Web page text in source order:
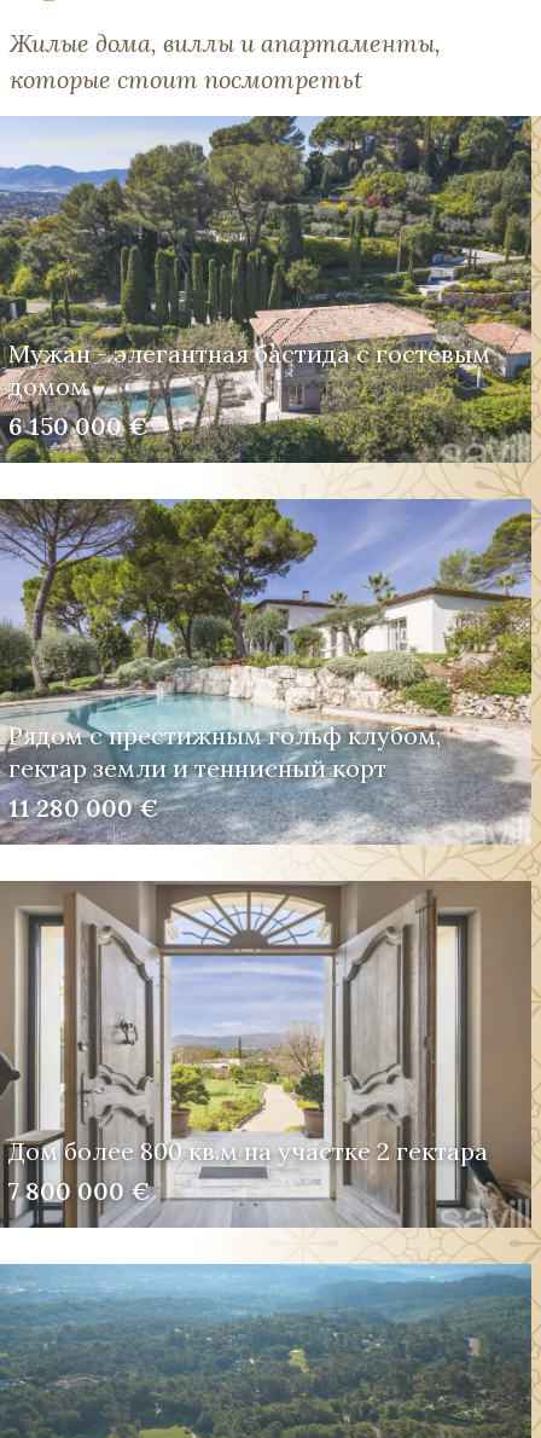
Жилые дома, виллы и апартаменты,
которые стоит посмотретьt
Мужан - элегантная бастида с гостевым
домом
6 150 000 €
Рядом с престижным гольф клубом,
гектар земли и теннисный корт
11 280 000 €
Дом более 800 кв.м на участке 2 гектара
7 800 000 €